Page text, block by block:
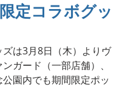
定コラボグッ
ズは3月8日（木）よりヴ
ガード（一部店舗）、
公園内でも期間限定ポッ